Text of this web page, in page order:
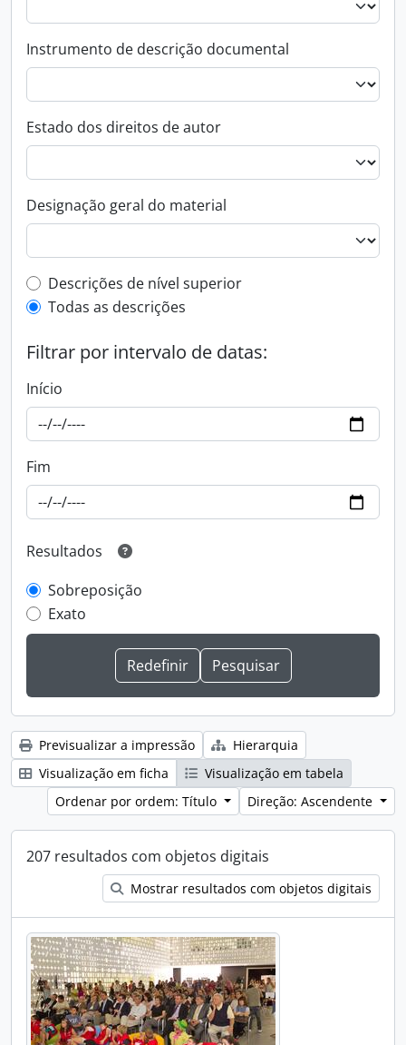
Instrumento de descrição documental
Estado dos direitos de autor
Designação geral do material
Top-level description filter
Descrições de nível superior
Todas as descrições
Filtrar por intervalo de datas:
Início
Fim
Resultados
Sobreposição
Exato
Previsualizar a impressão
Hierarquia
Visualização em ficha
Visualização em tabela
Ordenar por ordem: Título
Direção: Ascendente
207 resultados com objetos digitais
Mostrar resultados com objetos digitais